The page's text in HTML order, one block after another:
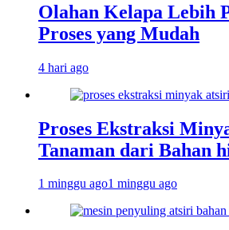
Olahan Kelapa Lebih
Proses yang Mudah
4 hari ago
Proses Ekstraksi
Tanaman dari Bahan
1 minggu ago1 minggu ago